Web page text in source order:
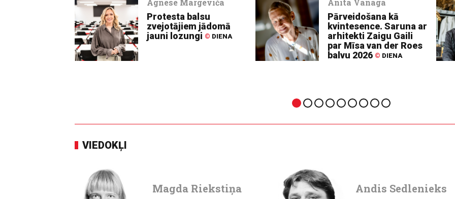
Agnese Margēviča
Protesta balsu
zvejotājiem jādomā
jauni lozungi © DIENA
Anita Vanaga
Pārveidošana kā
kvintesence. Saruna ar
arhitekti Zaigu Gaili
par Mīsa van der Roes
balvu 2026 © DIENA
VIEDOKĻI
Magda Riekstiņa Andis Sedlenieks